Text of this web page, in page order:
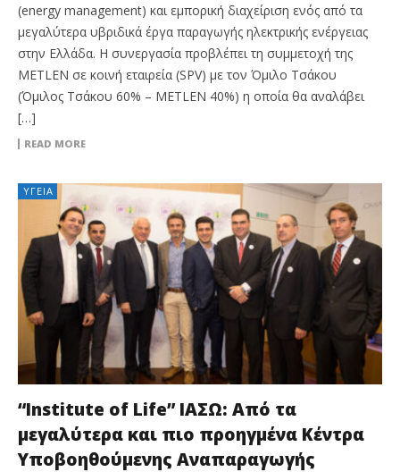
(energy management) και εμπορική διαχείριση ενός από τα
μεγαλύτερα υβριδικά έργα παραγωγής ηλεκτρικής ενέργειας
στην Ελλάδα. Η συνεργασία προβλέπει τη συμμετοχή της
METLEN σε κοινή εταιρεία (SPV) με τον Όμιλο Τσάκου
(Όμιλος Τσάκου 60% – METLEN 40%) η οποία θα αναλάβει
[…]
READ MORE
ΥΓΕΊΑ
“Institute of Life” ΙΑΣΩ: Από τα
μεγαλύτερα και πιο προηγμένα Κέντρα
Υποβοηθούμενης Αναπαραγωγής